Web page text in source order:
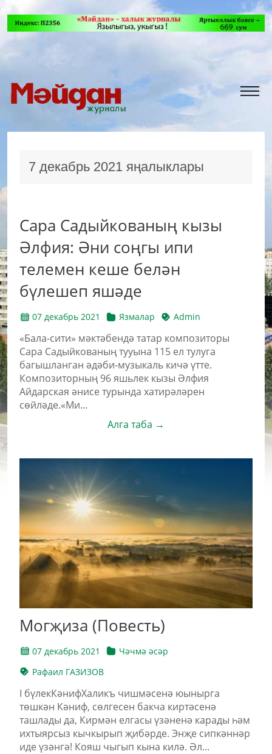
7 декабрь 2021 яңалыклары
Сара Садыйкованың кызы
Әлфия: Әни соңгы ипи
телемен кеше белән
бүлешеп яшәде
07 декабрь 2021 Язмалар Admin
«Бала-сити» мәктәбендә татар композиторы
Сара Садыйкованың тууына 115 ел тулуга
багышланган әдәби-музыкаль кичә үтте.
Композиторның 96 яшьлек кызы Әлфия
Айдарская әнисе турында хатирәләрен
сөйләде.«Ми...
Алга таба →
Могҗиза (Повесть)
07 декабрь 2021
Чәчмә әсәр
Рафаил ГАЗИЗОВ
I бүлекКәнифХаликъ чишмәсенә юынырга
төшкән Кәниф, сөлгесен бакча киртәсенә
ташлады да, Кирмән елгасы үзәненә карады һәм
ихтыярсыз кычкырып җибәрде. Энҗе сипкәннәр
иде үзәнгә! Кояш чыгып кына килә. Әл...